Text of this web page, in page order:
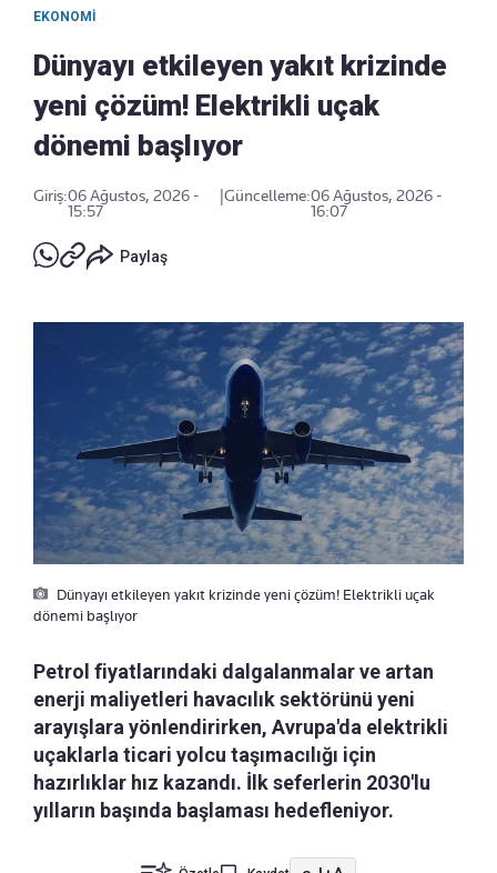
EKONOMI
Dünyayı etkileyen yakıt krizinde
yeni çözüm! Elektrikli uçak
dönemi başlıyor
Giriş:06 Ağustos, 2026 -
15:57
|Güncelleme:06 Ağustos, 2026 -
16:07
Paylaş
Dünyayı etkileyen yakıt krizinde yeni çözüm! Elektrikli uçak
dönemi başlıyor
Petrol fiyatlarındaki dalgalanmalar ve artan
enerji maliyetleri havacılık sektörünü yeni
arayışlara yönlendirirken, Avrupa'da elektrikli
uçaklarla ticari yolcu taşımacılığı için
hazırlıklar hız kazandı. İlk seferlerin 2030'lu
yılların başında başlaması hedefleniyor.